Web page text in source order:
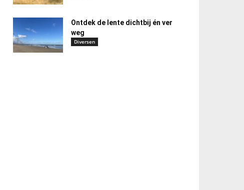
Ontdek de lente dichtbij én ver
weg
Diversen